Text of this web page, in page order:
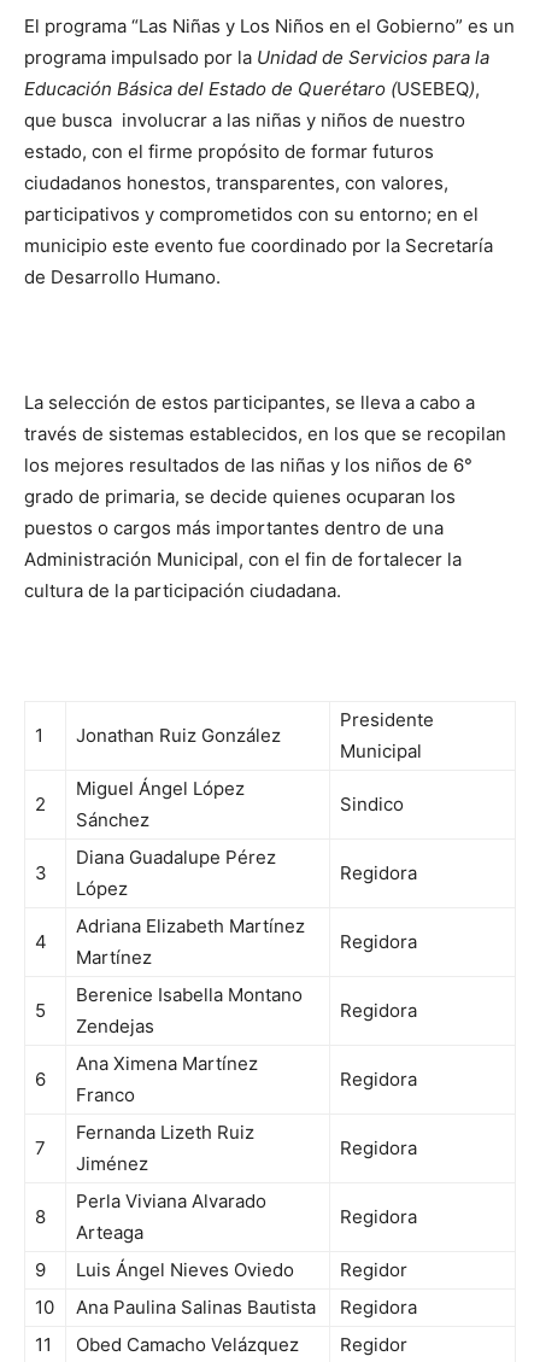
El programa “Las Niñas y Los Niños en el Gobierno” es un
programa impulsado por la Unidad de Servicios para la
Educación Básica del Estado de Querétaro (USEBEQ),
que busca involucrar a las niñas y niños de nuestro
estado, con el firme propósito de formar futuros
ciudadanos honestos, transparentes, con valores,
participativos y comprometidos con su entorno; en el
municipio este evento fue coordinado por la Secretaría
de Desarrollo Humano.
La selección de estos participantes, se lleva a cabo a
través de sistemas establecidos, en los que se recopilan
los mejores resultados de las niñas y los niños de 6°
grado de primaria, se decide quienes ocuparan los
puestos o cargos más importantes dentro de una
Administración Municipal, con el fin de fortalecer la
cultura de la participación ciudadana.
1 Jonathan Ruiz González
Presidente
Municipal
2
Miguel Ángel López
Sánchez
Sindico
3
Diana Guadalupe Pérez
López
Regidora
4
Adriana Elizabeth Martínez
Martínez
Regidora
5
Berenice Isabella Montano
Zendejas
Regidora
6
Ana Ximena Martínez
Franco
Regidora
7
Fernanda Lizeth Ruiz
Jiménez
Regidora
8
Perla Viviana Alvarado
Arteaga
Regidora
9 Luis Ángel Nieves Oviedo
Regidor
10
Ana Paulina Salinas Bautista
Regidora
11
Obed Camacho Velázquez
Regidor